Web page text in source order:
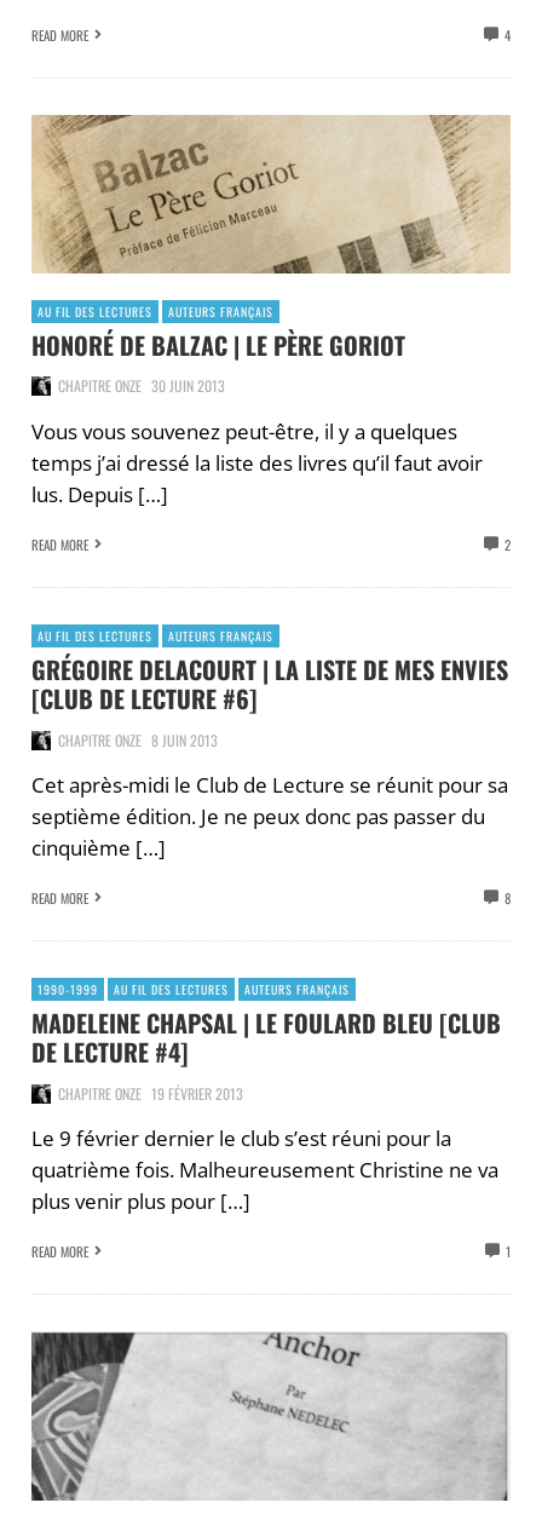
READ MORE 4
AU FIL DES LECTURES AUTEURS FRANÇAIS
HONORÉ DE BALZAC | LE PÈRE GORIOT
CHAPITRE ONZE 30 JUIN 2013
Vous vous souvenez peut-être, il y a quelques
temps j’ai dressé la liste des livres qu’il faut avoir
lus. Depuis […]
READ MORE 2
AU FIL DES LECTURES AUTEURS FRANÇAIS
GRÉGOIRE DELACOURT | LA LISTE DE MES ENVIES
[CLUB DE LECTURE #6]
CHAPITRE ONZE 8 JUIN 2013
Cet après-midi le Club de Lecture se réunit pour sa
septième édition. Je ne peux donc pas passer du
cinquième […]
READ MORE 8
1990-1999 AU FIL DES LECTURES AUTEURS FRANÇAIS
MADELEINE CHAPSAL | LE FOULARD BLEU [CLUB
DE LECTURE #4]
CHAPITRE ONZE 19 FÉVRIER 2013
Le 9 février dernier le club s’est réuni pour la
quatrième fois. Malheureusement Christine ne va
plus venir plus pour […]
READ MORE 1